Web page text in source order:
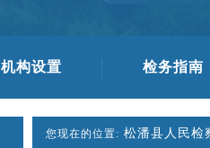
机构设置 检务指南
您现在的位置: 松潘县人民